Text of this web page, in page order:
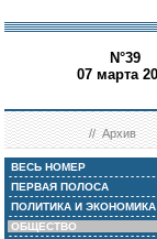
N°39
07 марта
//Архив
ВЕСЬ НОМЕР
ПЕРВАЯ ПОЛОСА
ПОЛИТИКА И ЭКОНОМИКА
ОБЩЕСТВО